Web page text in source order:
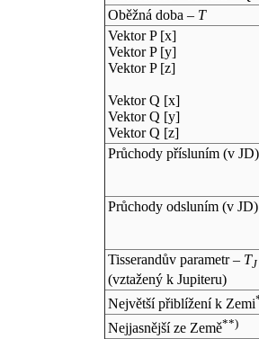
Oběžná doba – T
Vektor P [x]
Vektor P [y]
Vektor P [z]
Vektor Q [x]
Vektor Q [y]
Vektor Q [z]
Průchody přísluním (v JD)
Průchody odsluním (v JD)
Tisserandův parametr – TJ
(vztažený k Jupiteru)
Největší přiblížení k Zemi
Nejjasnější ze Země**)